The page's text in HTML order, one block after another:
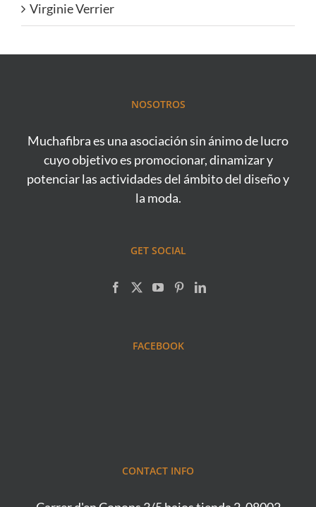
Virginie Verrier
NOSOTROS
Muchafibra es una asociación sin ánimo de lucro
cuyo objetivo es promocionar, dinamizar y
potenciar las actividades del ámbito del diseño y
la moda.
GET SOCIAL
FACEBOOK
CONTACT INFO